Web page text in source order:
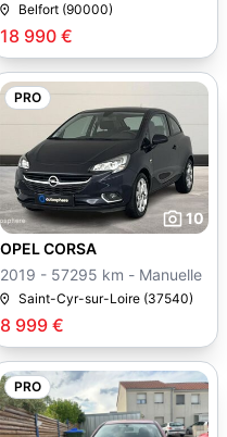
18 990 €
Belfort (90000)
PRO
10
8 999 €
OPEL CORSA
2019 - 57295 km - Manuelle
Saint-Cyr-sur-Loire (37540)
PRO